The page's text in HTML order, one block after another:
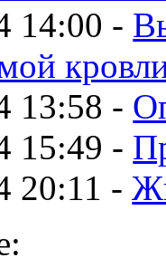
14:00 -
13:58 -
15:49 -
20:11 -